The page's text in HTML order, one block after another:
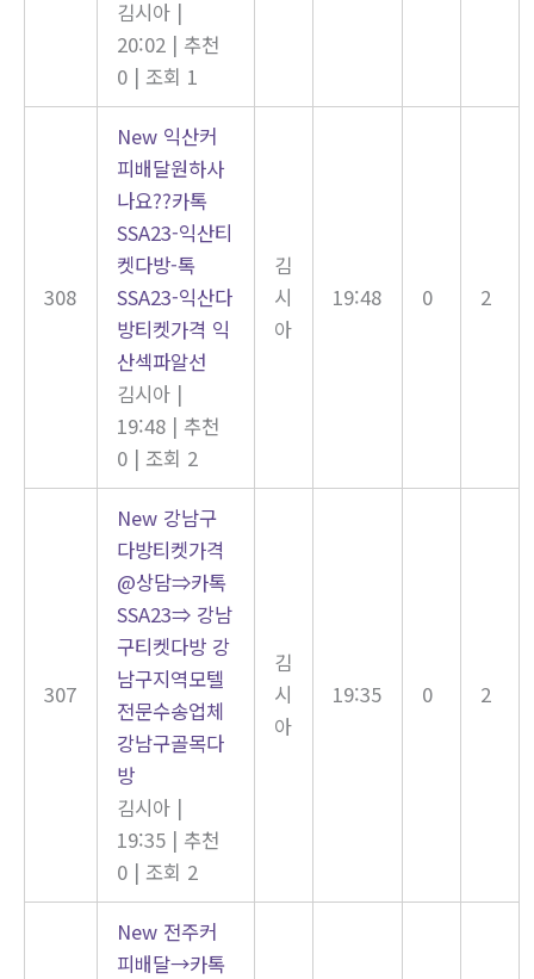
김시아 |
20:02 | 추천
0 | 조회 1
308
New 익산커
피배달원하사
나요??카톡
SSA23-익산티
켓다방-톡
SSA23-익산다
방티켓가격 익
산섹파알선
김시아 |
19:48 | 추천
0 | 조회 2
김
시
아
19:48 0 2
307
New 강남구
다방티켓가격
@상담⇒카톡
SSA23⇒ 강남
구티켓다방 강
남구지역모텔
전문수송업체
강남구골목다
방
김시아 |
19:35 | 추천
0 | 조회 2
김
시
아
19:35 0 2
New 전주커
피배달→카톡